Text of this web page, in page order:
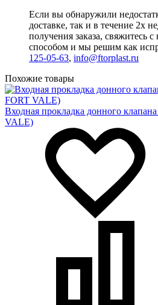
Если вы обнаружили
доставке, так и в течение 2х
получения заказа,
способом и мы решим как
125-05-63, info@ftorplast.ru
Похожие товары
Входная прокладка донного
VALE)